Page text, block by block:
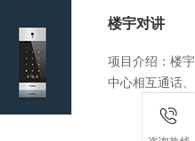
楼宇对讲
项目介绍：楼
中心相互通话